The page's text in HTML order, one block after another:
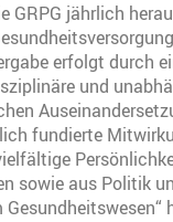
GRPG jährlich
erfolgt durch
und
fundierte
sowie aus Politik